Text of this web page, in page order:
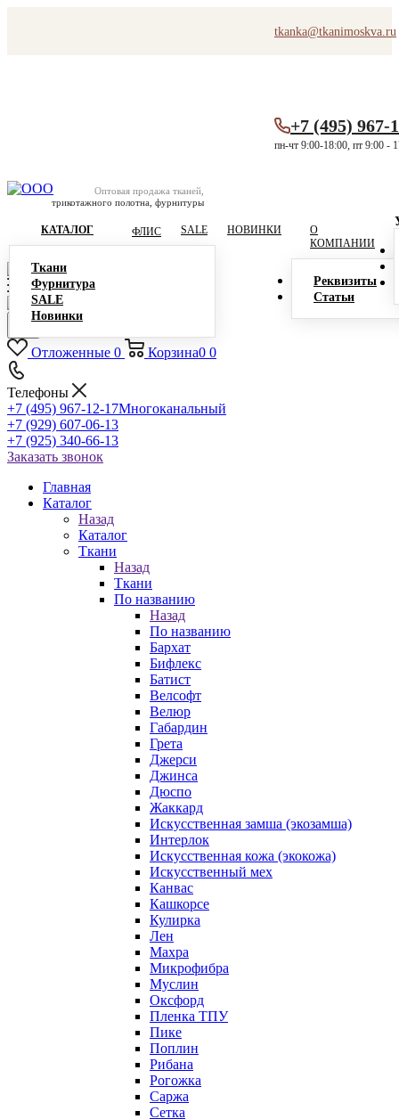
tkanka@tkanimoskva.ru
Оптовая продажа тканей,
трикотажного полотна, фурнитуры
+7 (495) 967-
пн-чт 9:00-18:00, пт 9:00 -
КАТАЛОГ
Ткани
Фурнитура
SALE
Новинки
ФЛИС SALE НОВИНКИ
О
КОМПАНИИ
Реквизиты
Статьи
Отложенные 0 Корзина0 0
Телефоны
+7 (495) 967-12-17Многоканальный
+7 (929) 607-06-13
+7 (925) 340-66-13
Заказать звонок
Главная
Каталог
Назад
Каталог
Ткани
Назад
Ткани
По названию
Назад
По названию
Бархат
Бифлекс
Батист
Велсофт
Велюр
Габардин
Грета
Джерси
Джинса
Дюспо
Жаккард
Искусственная замша (экозамша)
Интерлок
Искусственная кожа (экокожа)
Искусственный мех
Канвас
Кашкорсе
Кулирка
Лен
Махра
Микрофибра
Муслин
Оксфорд
Пленка ТПУ
Пике
Поплин
Рибана
Рогожка
Саржа
Сетка